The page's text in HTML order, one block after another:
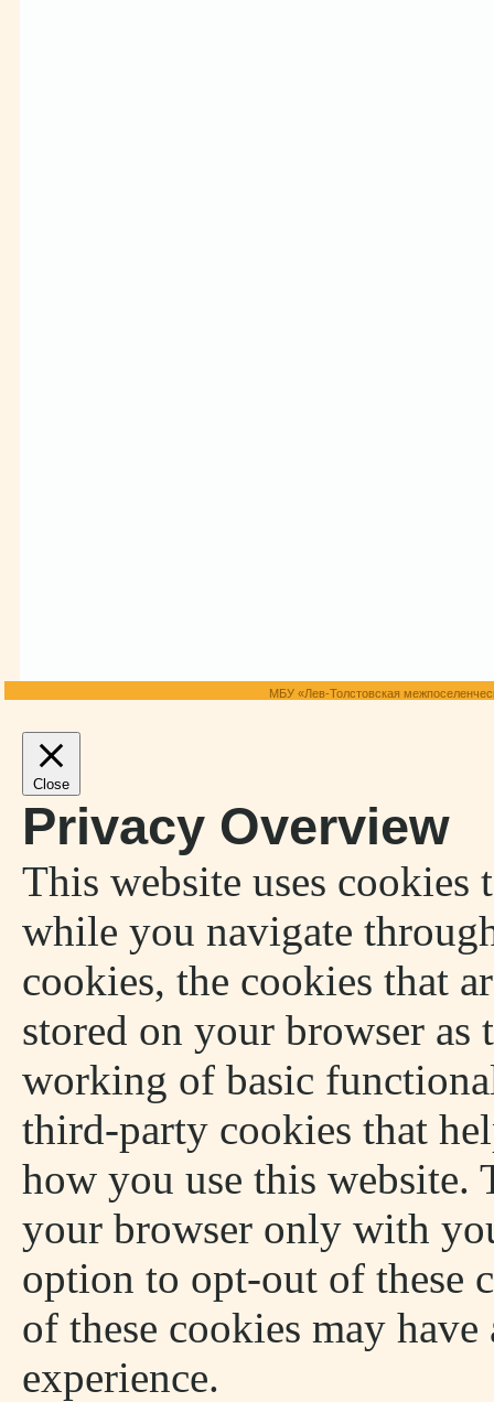
МБУ «Лев-Толстовская
Close
Privacy Overview
This website uses
while you navigate
cookies, the cookies that
stored on your browser as
working of basic
third-party cookies that
how you use this website.
your browser only with
option to opt-out of these
of these cookies may
experience.